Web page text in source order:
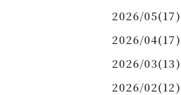
2026/05(17)
2026/04(17)
2026/03(13)
2026/02(12)